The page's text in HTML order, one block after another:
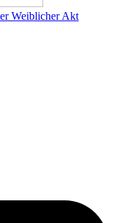
Weiblicher Akt